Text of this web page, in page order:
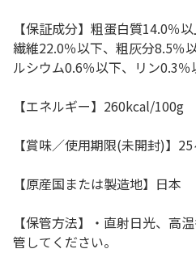
【保証成分】粗蛋白質14.0％
繊維22.0％以下、粗灰分8.5％
ルシウム0.6％以下、リン0.3％
【エネルギー】260kcal/100g
【賞味／使用期限(未開封)】25
【原産国または製造地】日本
【保管方法】・直射日光、高
管してください。